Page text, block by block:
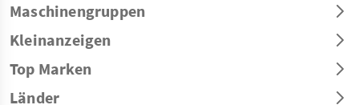
Maschinengruppen
Kleinanzeigen
Top Marken
Länder